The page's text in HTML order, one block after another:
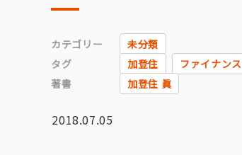
カテゴリー
未分類
タグ
加登住 ファイナンス
著書
加登住 眞
2018.07.05